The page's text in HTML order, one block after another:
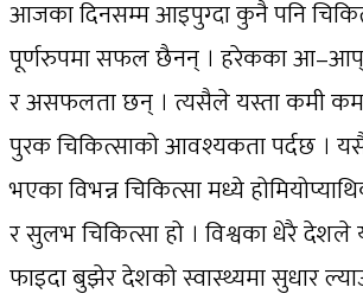
आजका दिनसम्म आइपुग्दा कुनै पनि
पूर्णरुपमा सफल छैनन् । हरेकका
र असफलता छन् । त्यसैले यस्ता कमी
पुरक चिकित्साको आवश्यकता पर्दछ ।
भएका विभन्न चिकित्सा मध्ये
र सुलभ चिकित्सा हो । विश्वका धेरै
फाइदा बुझेर देशको स्वास्थ्यमा सुधार